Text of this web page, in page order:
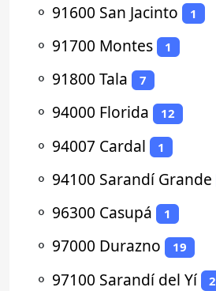
⚬ 91600 San Jacinto 1
⚬ 91700 Montes 1
⚬ 91800 Tala 7
⚬ 94000 Florida 12
⚬ 94007 Cardal 1
⚬ 94100 Sarandí Grande
⚬ 96300 Casupá 1
⚬ 97000 Durazno 19
⚬ 97100 Sarandí del Yí 2